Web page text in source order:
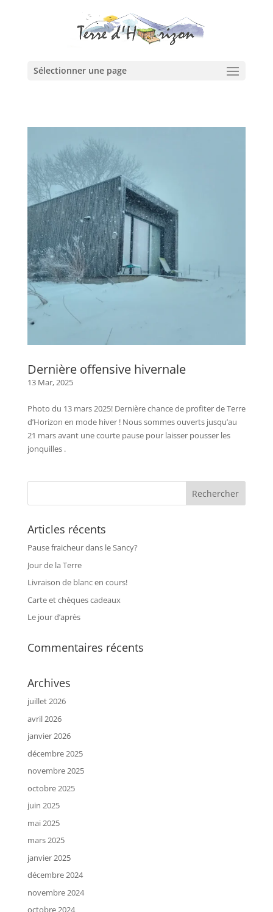
Sélectionner une page
Dernière offensive hivernale
13 Mar, 2025
Photo du 13 mars 2025! Dernière chance de profiter de Terre
d’Horizon en mode hiver ! Nous sommes ouverts jusqu’au
21 mars avant une courte pause pour laisser pousser les
jonquilles .
Articles récents
Pause fraicheur dans le Sancy?
Jour de la Terre
Livraison de blanc en cours!
Carte et chèques cadeaux
Le jour d’après
Commentaires récents
Archives
juillet 2026
avril 2026
janvier 2026
décembre 2025
novembre 2025
octobre 2025
juin 2025
mai 2025
mars 2025
janvier 2025
décembre 2024
novembre 2024
octobre 2024